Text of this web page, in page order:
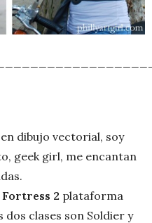
dibujo vectorial, soy
geek girl, me encantan
Fortress 2 plataforma
clases son Soldier y